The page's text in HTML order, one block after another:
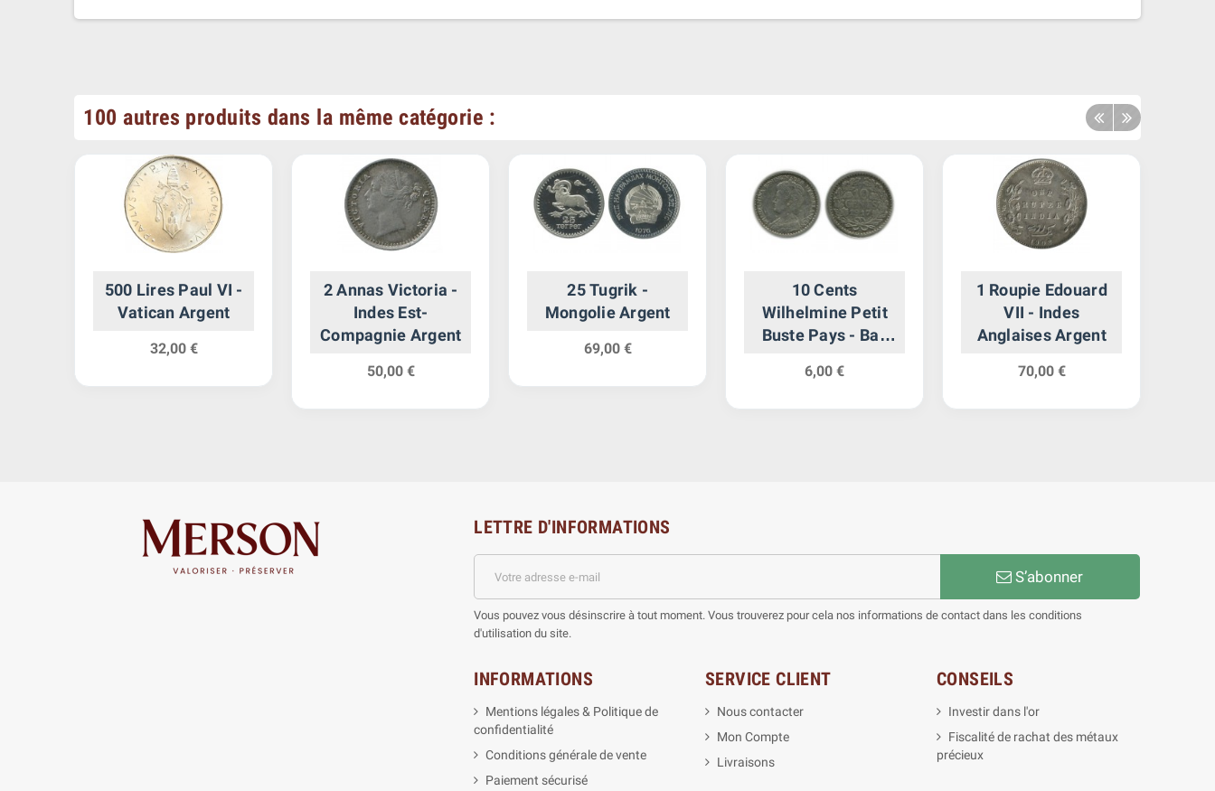
100 autres produits dans la même catégorie :
500 Lires Paul VI -
Vatican Argent
32,00 €
2 Annas Victoria -
Indes Est-
Compagnie Argent
50,00 €
25 Tugrik -
Mongolie Argent
69,00 €
10 Cents
Wilhelmine Petit
Buste Pays - Bas
6,00 €
1 Roupie Edouard
VII - Indes
Anglaises Argent
70,00 €
LETTRE D'INFORMATIONS
S’abonner
Vous pouvez vous désinscrire à tout moment. Vous trouverez pour cela nos informations de contact dans les conditions
d'utilisation du site.
INFORMATIONS
Mentions légales & Politique de
confidentialité
Conditions générale de vente
Paiement sécurisé
SERVICE CLIENT
Nous contacter
Mon Compte
Livraisons
CONSEILS
Investir dans l'or
Fiscalité de rachat des métaux
précieux